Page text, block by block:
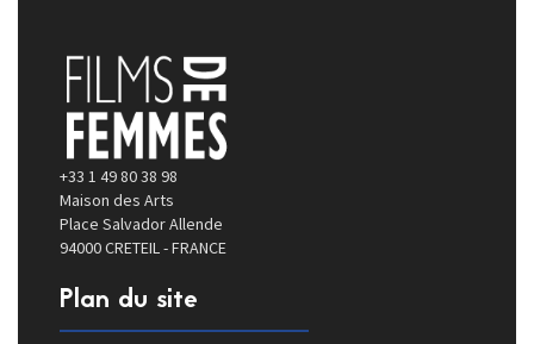
+33 1 49 80 38 98
Maison des Arts
Place Salvador Allende
94000 CRETEIL - FRANCE
Plan du site